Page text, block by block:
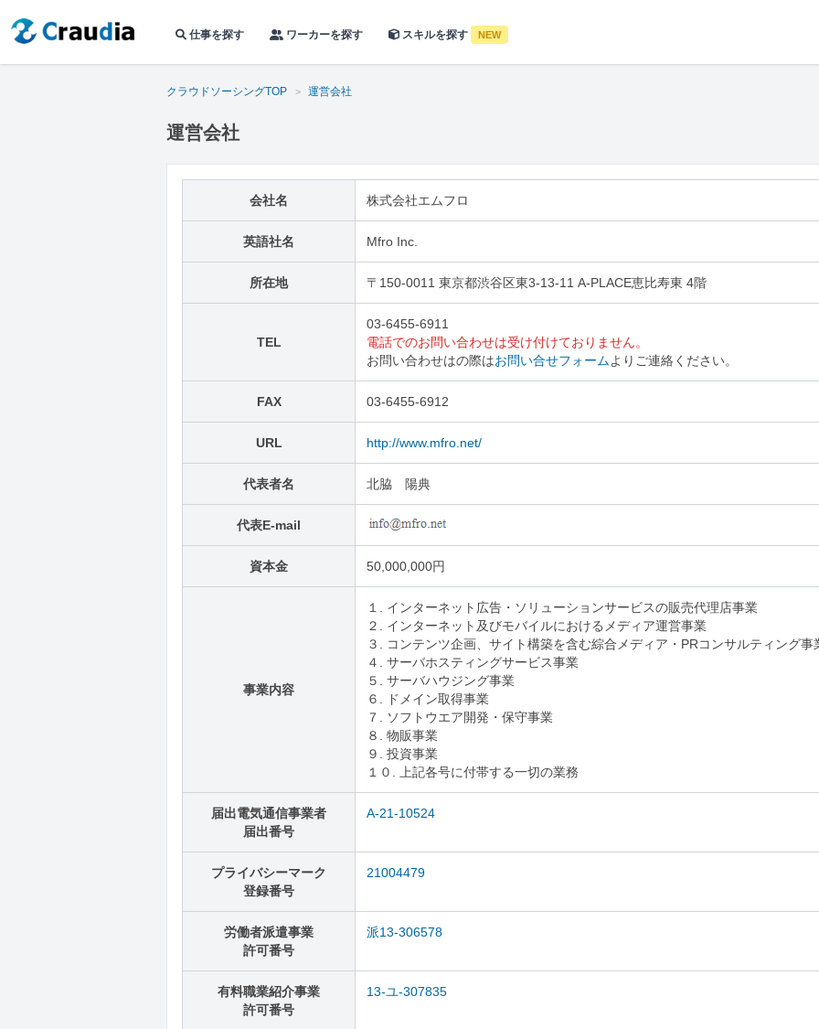
仕事を探す ワーカーを探す スキルを探す NEW
クラウドソーシングTOP 運営会社
運営会社
会社名 株式会社エムフロ
英語社名 Mfro Inc.
所在地 〒150-0011 東京都渋谷区東3-13-11 A-PLACE恵比寿東 4階
TEL
03-6455-6911
電話でのお問い合わせは受け付けておりません。
お問い合わせはの際はお問い合せフォームよりご連絡ください。
FAX 03-6455-6912
URL http://www.mfro.net/
代表者名 北脇 陽典
代表E-mail
資本金 50,000,000円
事業内容
１. インターネット広告・ソリューションサービスの販売代理店事業
２. インターネット及びモバイルにおけるメディア運営事業
３. コンテンツ企画、サイト構築を含む綜合メディア・PRコンサルティング事
４. サーバホスティングサービス事業
５. サーバハウジング事業
６. ドメイン取得事業
７. ソフトウエア開発・保守事業
８. 物販事業
９. 投資事業
１０. 上記各号に付帯する一切の業務
届出電気通信事業者
届出番号
A-21-10524
プライバシーマーク
登録番号
21004479
労働者派遣事業
許可番号
派13-306578
有料職業紹介事業
許可番号
13-ユ-307835